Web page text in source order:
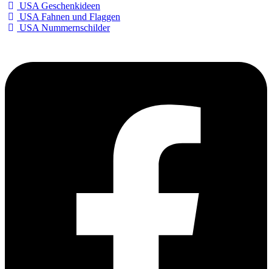
USA Geschenkideen
USA Fahnen und Flaggen
USA Nummernschilder